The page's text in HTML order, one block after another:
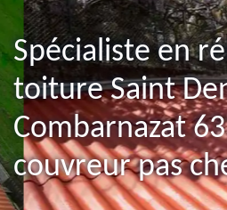
Spécialiste en
toiture Saint
Combarnazat
couvreur pas